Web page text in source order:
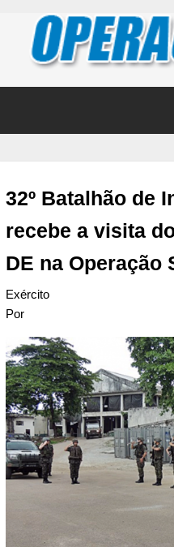
32º Batalhão de
recebe a visita
DE na Operação
Exército
Por